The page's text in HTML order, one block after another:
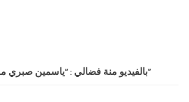
بالفيديو منة فضالي : “ياسمين صبري ممثلة ضعيفة وبتشتري الشهرة”